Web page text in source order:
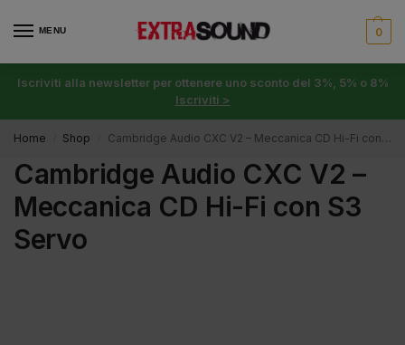
MENU 0
Iscriviti alla newsletter per ottenere uno sconto del 3%, 5% o 8%
Iscriviti >
Home Shop Cambridge Audio CXC V2 – Meccanica CD Hi-Fi con S3 Servo
Cambridge Audio CXC V2 –
Meccanica CD Hi-Fi con S3
Servo